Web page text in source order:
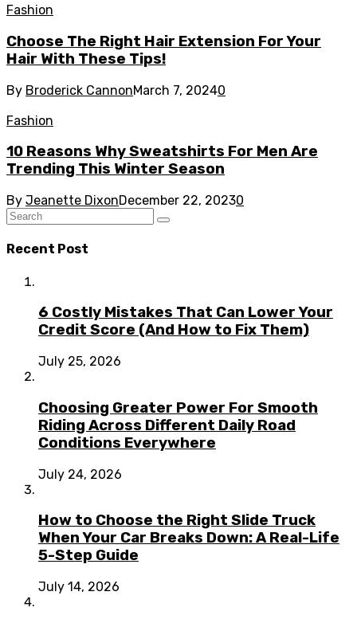
Fashion
Choose The Right Hair Extension For Your
Hair With These Tips!
By Broderick CannonMarch 7, 20240
Fashion
10 Reasons Why Sweatshirts For Men Are
Trending This Winter Season
By Jeanette DixonDecember 22, 20230
Recent Post
6 Costly Mistakes That Can Lower Your
Credit Score (And How to Fix Them)
July 25, 2026
Choosing Greater Power For Smooth
Riding Across Different Daily Road
Conditions Everywhere
July 24, 2026
How to Choose the Right Slide Truck
When Your Car Breaks Down: A Real-Life
5-Step Guide
July 14, 2026